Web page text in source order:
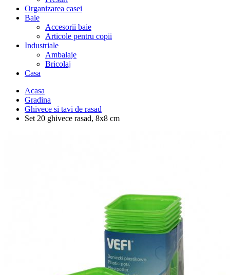
Organizarea casei
Baie
Accesorii baie
Articole pentru copii
Industriale
Ambalaje
Bricolaj
Casa
Acasa
Gradina
Ghivece si tavi de rasad
Set 20 ghivece rasad, 8x8 cm